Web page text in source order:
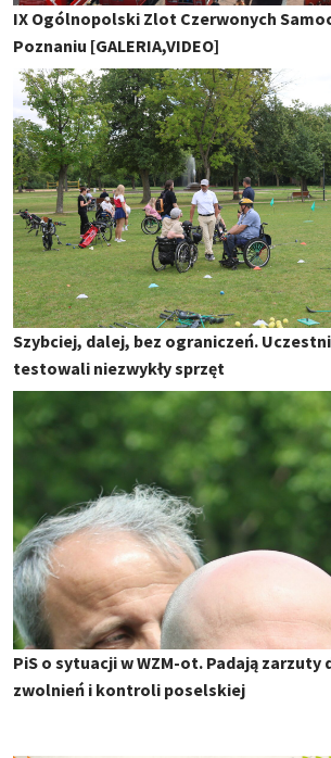
IX Ogólnopolski Zlot Czerwonych
Poznaniu [GALERIA,VIDEO]
Szybciej, dalej, bez ograniczeń.
testowali niezwykły sprzęt
PiS o sytuacji w WZM-ot. Padają zarzuty
zwolnień i kontroli poselskiej